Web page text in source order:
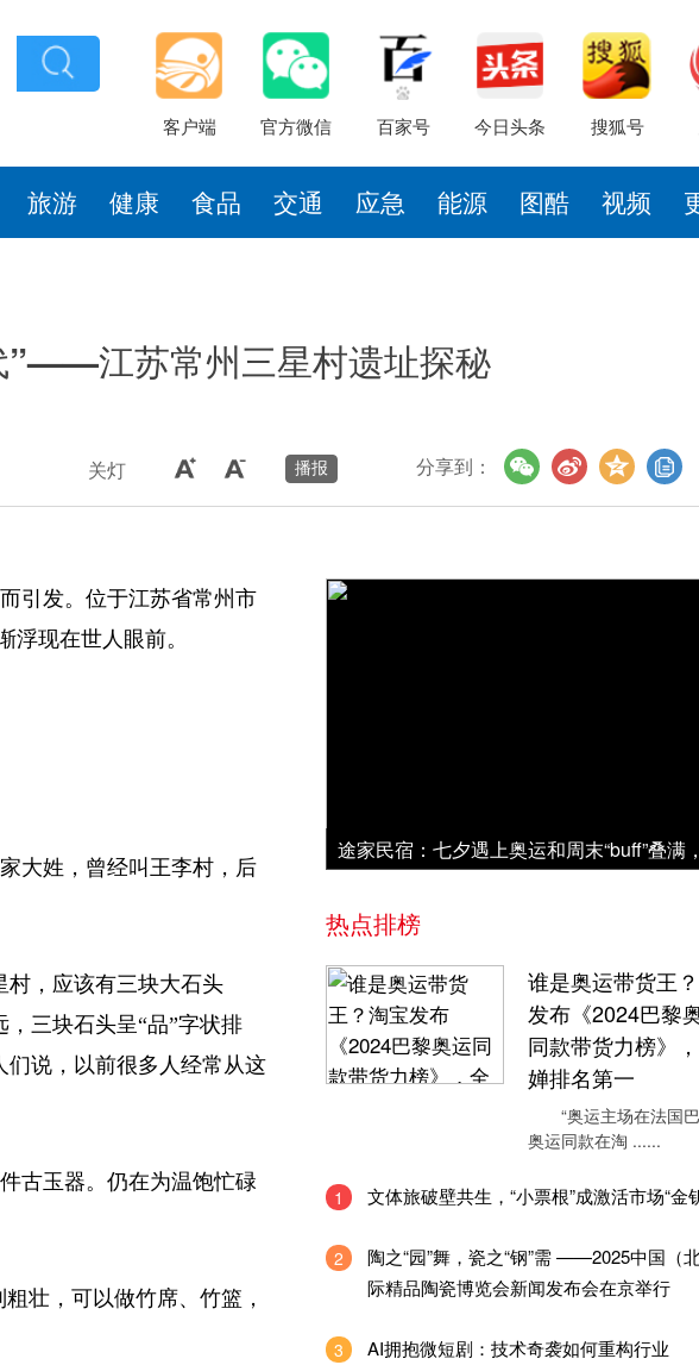
客户端 官方微信 百家号 今日头条 搜狐号
旅游 健康 食品 交通 应急 能源 图酷 视频
”——江苏常州三星村遗址探秘
关灯 分享到：
引发。位于江苏省常州市
浮现在世人眼前。
大姓，曾经叫王李村，后
，应该有三块大石头
三块石头呈“品”字状排
们说，以前很多人经常从这
古玉器。仍在为温饱忙碌
壮，可以做竹席、竹篮，
热点排榜
谁是奥运带货王
发布《2024巴黎
同款带货力榜》
婵排名第一
“奥运主场在法国
奥运同款在淘 ......
1 文体旅破壁共生，“小票根”成激活市场“金
2
陶之“园”舞，瓷之“钢”需 ——2025中国（
际精品陶瓷博览会新闻发布会在京举行
3 AI拥抱微短剧：技术奇袭如何重构行业